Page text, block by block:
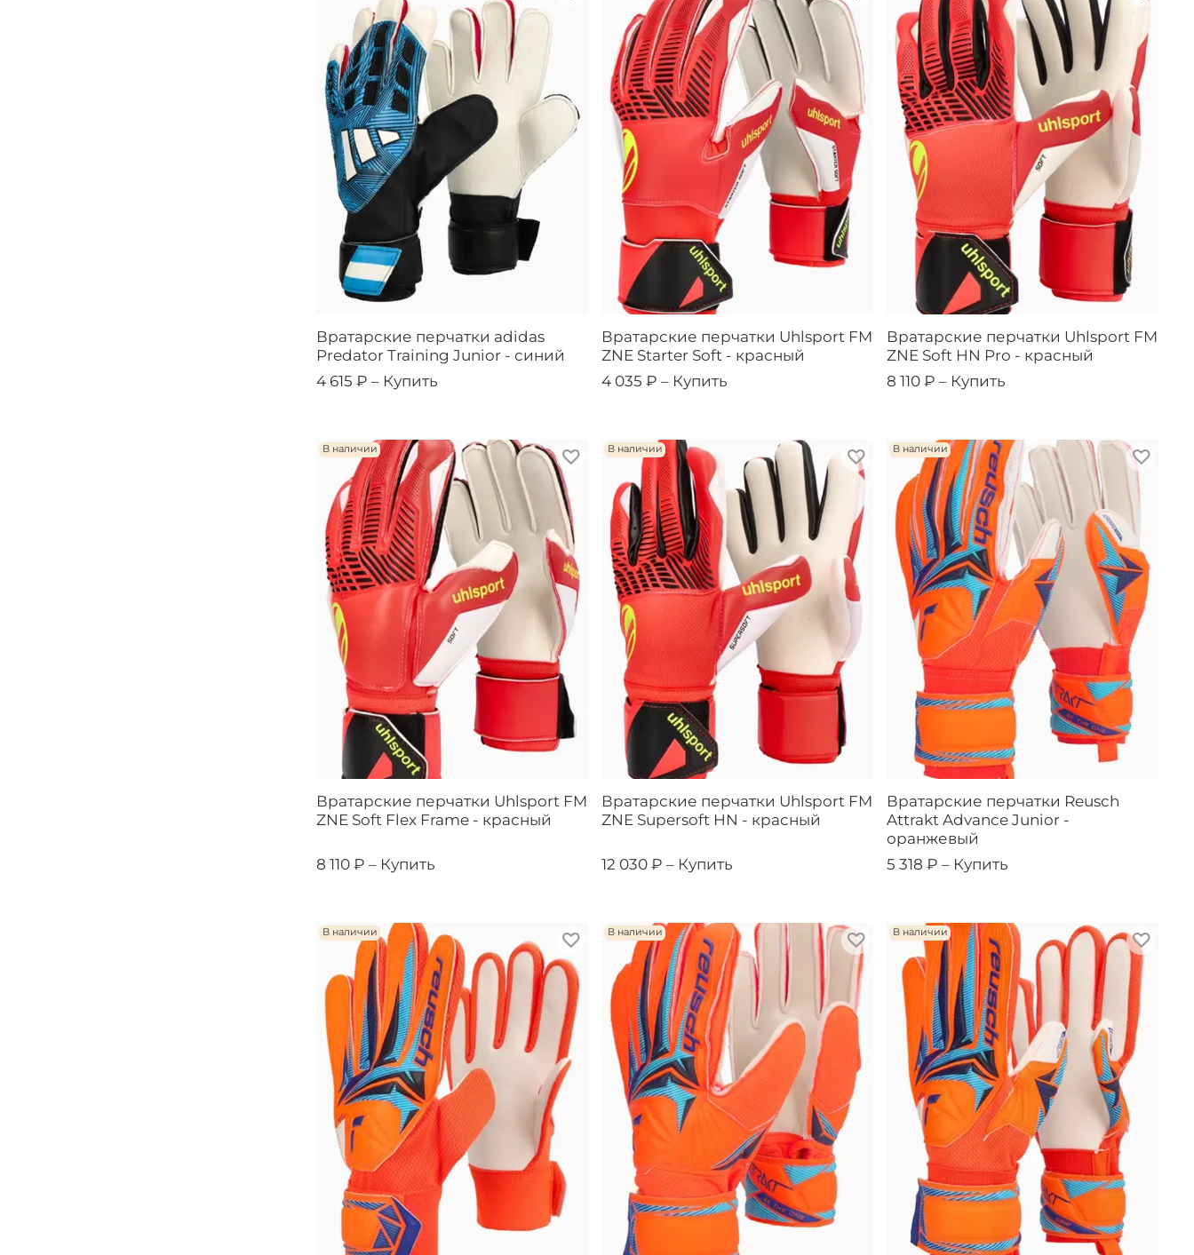
Вратарские перчатки adidas
Predator Training Junior - синий
4 615 ₽ – Купить
Вратарские перчатки Uhlsport FM
ZNE Starter Soft - красный
4 035 ₽ – Купить
Вратарские перчатки Uhlsport FM
ZNE Soft HN Pro - красный
8 110 ₽ – Купить
В наличии
Вратарские перчатки Uhlsport FM
ZNE Soft Flex Frame - красный
8 110 ₽ – Купить
В наличии
Вратарские перчатки Uhlsport FM
ZNE Supersoft HN - красный
12 030 ₽ – Купить
В наличии
Вратарские перчатки Reusch
Attrakt Advance Junior -
оранжевый
5 318 ₽ – Купить
В наличии В наличии В наличии